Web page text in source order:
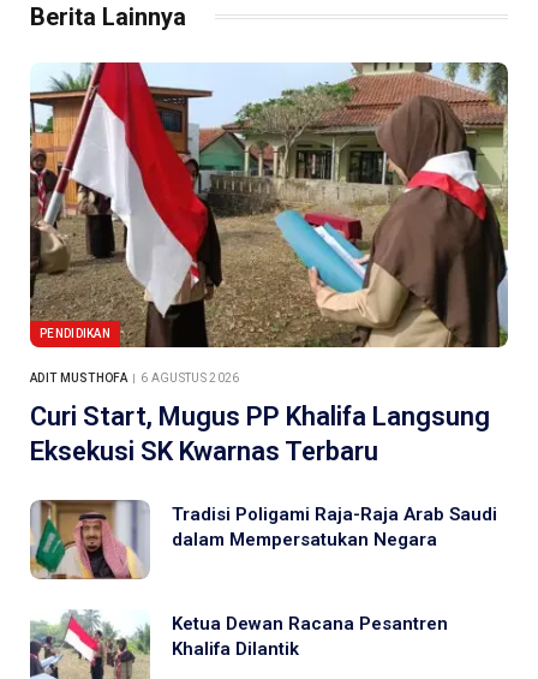
Berita Lainnya
PENDIDIKAN
ADIT MUSTHOFA 6 AGUSTUS 2026
Curi Start, Mugus PP Khalifa Langsung
Eksekusi SK Kwarnas Terbaru
Tradisi Poligami Raja-Raja Arab Saudi
dalam Mempersatukan Negara
Ketua Dewan Racana Pesantren
Khalifa Dilantik